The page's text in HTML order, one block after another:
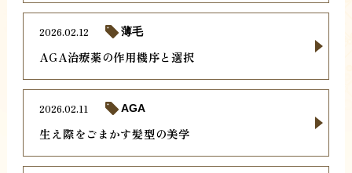
AGA治療薬の作用機序と選択
2026.02.12 薄毛
生え際をごまかす髪型の美学
2026.02.11 AGA